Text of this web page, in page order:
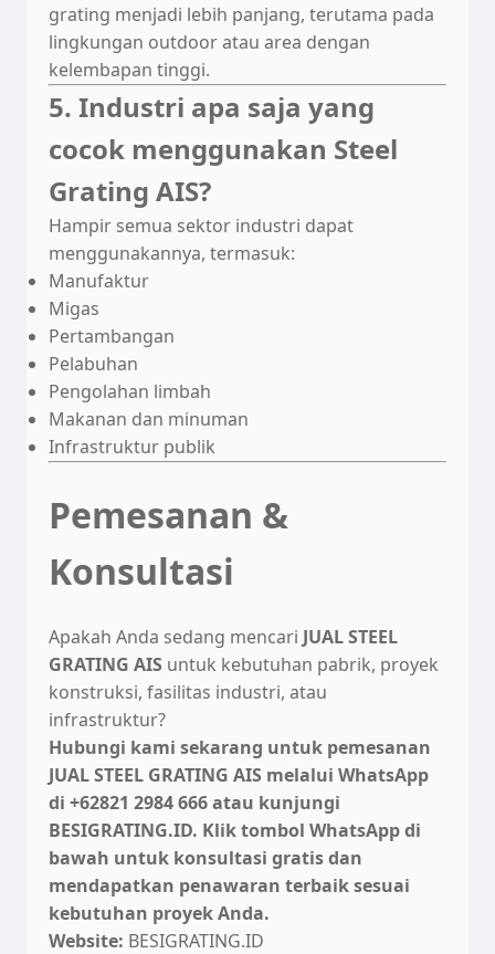
grating menjadi lebih panjang, terutama pada
lingkungan outdoor atau area dengan
kelembapan tinggi.
5. Industri apa saja yang
cocok menggunakan Steel
Grating AIS?
Hampir semua sektor industri dapat
menggunakannya, termasuk:
Manufaktur
Migas
Pertambangan
Pelabuhan
Pengolahan limbah
Makanan dan minuman
Infrastruktur publik
Pemesanan &
Konsultasi
Apakah Anda sedang mencari JUAL STEEL
GRATING AIS untuk kebutuhan pabrik, proyek
konstruksi, fasilitas industri, atau
infrastruktur?
Hubungi kami sekarang untuk pemesanan
JUAL STEEL GRATING AIS melalui WhatsApp
di +62821 2984 666 atau kunjungi
BESIGRATING.ID. Klik tombol WhatsApp di
bawah untuk konsultasi gratis dan
mendapatkan penawaran terbaik sesuai
kebutuhan proyek Anda.
Website: BESIGRATING.ID